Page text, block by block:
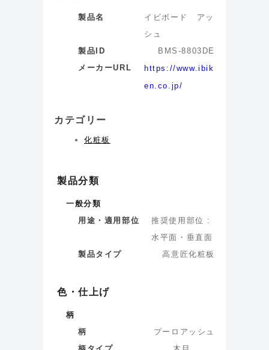
製品名
イビボード アッ
シュ
製品ID
BMS-8803DE
メーカーURL
https://www.ibik
en.co.jp/
カテゴリー
化粧板
製品分類
一般分類
用途・適用部位
推奨使用部位 :
水平面・垂直面
製品タイプ
高意匠化粧板
色・仕上げ
柄
柄
プーロアッシュ